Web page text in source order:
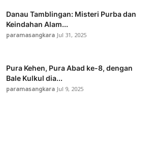
Danau Tamblingan: Misteri Purba dan
Keindahan Alam...
paramasangkaraJul 31, 2025
Pura Kehen, Pura Abad ke-8, dengan
Bale Kulkul dia...
paramasangkaraJul 9, 2025